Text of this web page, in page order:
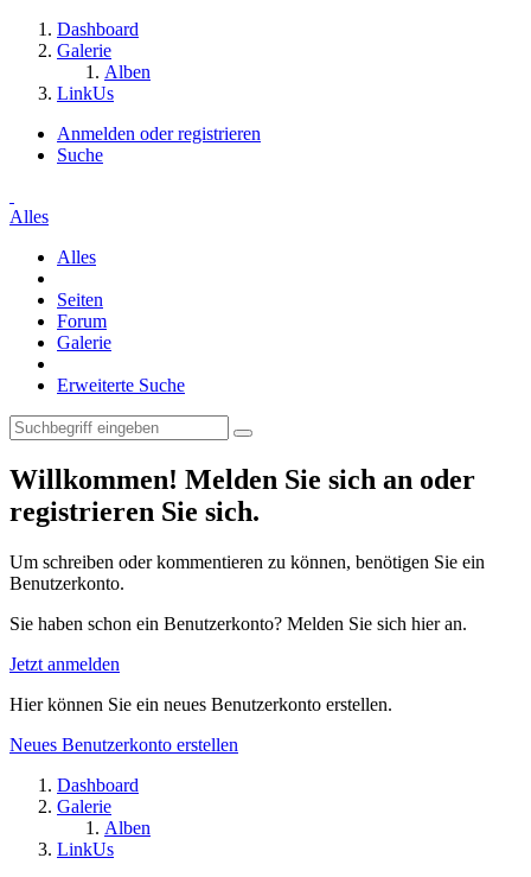
Dashboard
Galerie
Alben
LinkUs
Anmelden oder registrieren
Suche
Alles
Alles
Seiten
Forum
Galerie
Erweiterte Suche
Willkommen! Melden Sie sich an oder
registrieren Sie sich.
Um schreiben oder kommentieren zu können, benötigen Sie ein
Benutzerkonto.
Sie haben schon ein Benutzerkonto? Melden Sie sich hier an.
Jetzt anmelden
Hier können Sie ein neues Benutzerkonto erstellen.
Neues Benutzerkonto erstellen
Dashboard
Galerie
Alben
LinkUs